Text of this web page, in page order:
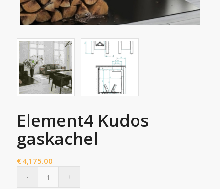
Element4 Kudos
gaskachel
€4,175.00